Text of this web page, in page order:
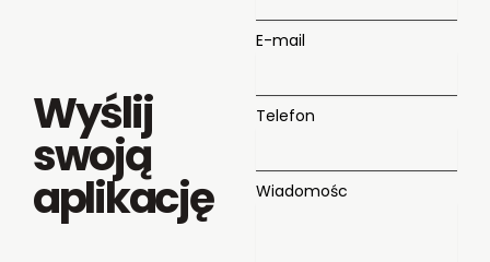
Wyślij
swoją
aplikację
E-mail
Telefon
Wiadomośc